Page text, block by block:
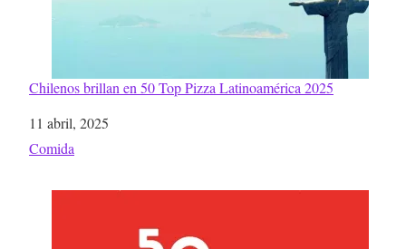
Chilenos brillan en 50 Top Pizza Latinoamérica 2025
Fecha
11 abril, 2025
Respecto a
Comida